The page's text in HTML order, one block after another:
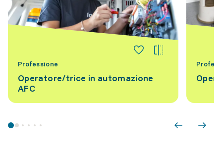
Professione
Operatore/trice in automazione
AFC